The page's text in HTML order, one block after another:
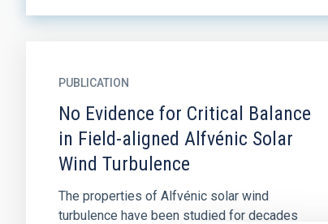
PUBLICATION
No Evidence for Critical Balance
in Field-aligned Alfvénic Solar
Wind Turbulence
The properties of Alfvénic solar wind
turbulence have been studied for decades